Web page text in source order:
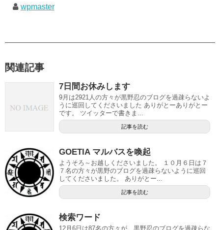
wpmaster
関連記事
7日間お休みします
9月は2921人の方々が黒野忍のブログを過疎らないよ
うに巡回してくださいました ありがとーありがとー
です。 ツイッターで書きま...
記事を読む
GOETIA マルバスを喚起
ようそろ～お越しくださいました。 １０月６日は７
７名の方々が黒野のブログを過疎らないように巡回
してくださいました。 ありがとー...
記事を読む
検索ワード
12月6日は87名の方々が、黒野忍のブログを過疎らな